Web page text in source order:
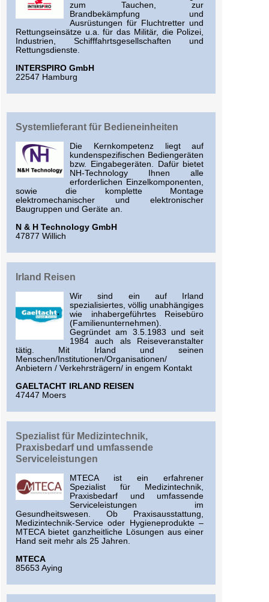
zum Tauchen, zur
Brandbekämpfung und
Ausrüstungen für Fluchtretter und
Rettungseinsätze u.a. für das Militär, die Polizei,
Industrien, Schifffahrtsgesellschaften und
Rettungsdienste.
INTERSPIRO GmbH
22547 Hamburg
Systemlieferant für Bedieneinheiten
Die Kernkompetenz liegt auf
kundenspezifischen Bediengeräten
bzw. Eingabegeräten. Dafür bietet
NH-Technology Ihnen alle
erforderlichen Einzelkomponenten,
sowie die komplette Montage
elektromechanischer und elektronischer
Baugruppen und Geräte an.
N & H Technology GmbH
47877 Willich
Irland Reisen
Wir sind ein auf Irland
spezialisiertes, völlig unabhängiges
wie inhabergeführtes Reisebüro
(Familienunternehmen).
Gegründet am 3.5.1983 und seit
1984 auch als Reiseveranstalter
tätig. Mit Irland und seinen
Menschen/Institutionen/Organisationen/
Anbietern / Verkehrsträgern/ in engem Kontakt
GAELTACHT IRLAND REISEN
47447 Moers
Spezialist für Medizintechnik,
Praxisbedarf und umfassende
Serviceleistungen
MTECA ist ein erfahrener
Spezialist für Medizintechnik,
Praxisbedarf und umfassende
Serviceleistungen im
Gesundheitswesen. Ob Praxisausstattung,
Medizintechnik-Service oder Hygieneprodukte –
MTECA bietet ganzheitliche Lösungen aus einer
Hand seit mehr als 25 Jahren.
MTECA
85653 Aying